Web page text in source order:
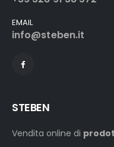
EMAIL
info@steben.it
STEBEN
Vendita online di